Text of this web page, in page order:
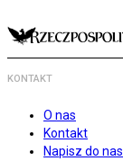
KONTAKT
O nas
Kontakt
Napisz do nas